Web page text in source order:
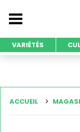
VARIÉTÉS
ACCUEIL